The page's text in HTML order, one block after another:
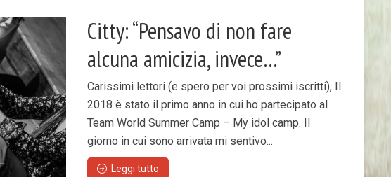
Citty: “Pensavo di non fare
alcuna amicizia, invece…”
Carissimi lettori (e spero per voi prossimi iscritti), Il
2018 è stato il primo anno in cui ho partecipato al
Team World Summer Camp – My idol camp. Il
giorno in cui sono arrivata mi sentivo...
Leggi tutto